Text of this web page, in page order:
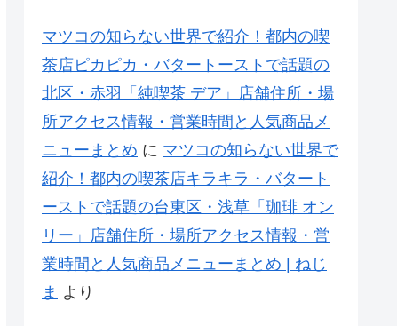
マツコの知らない世界で紹介！都内の喫
茶店ピカピカ・バタートーストで話題の
北区・赤羽「純喫茶 デア」店舗住所・場
所アクセス情報・営業時間と人気商品メ
ニューまとめ に マツコの知らない世界で
紹介！都内の喫茶店キラキラ・バタート
ーストで話題の台東区・浅草「珈琲 オン
リー」店舗住所・場所アクセス情報・営
業時間と人気商品メニューまとめ | ねじ
ま より